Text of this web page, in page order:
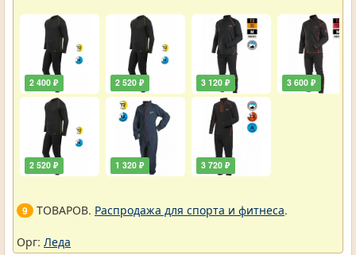
2 400 ₽
2 520 ₽
2 520 ₽
1 320 ₽
3 120 ₽
3 720 ₽
3 600 ₽
9 ТОВАРОВ. Распродажа для спорта и фитнеса.
Орг: Леда